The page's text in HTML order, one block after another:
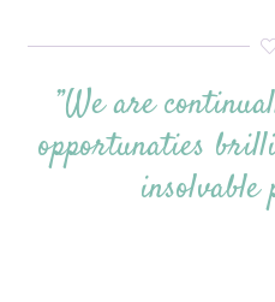
”We are
opportunaties
insolvable